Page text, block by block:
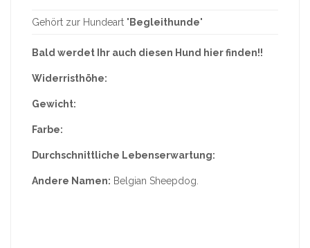
Gehört zur Hundeart " Begleithunde"
Bald werdet Ihr auch diesen Hund hier finden!!
Widerristhöhe:
Gewicht:
Farbe:
Durchschnittliche Lebenserwartung:
Andere Namen: Belgian Sheepdog.